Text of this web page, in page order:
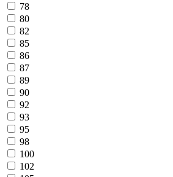
78
80
82
85
86
87
89
90
92
93
95
98
100
102